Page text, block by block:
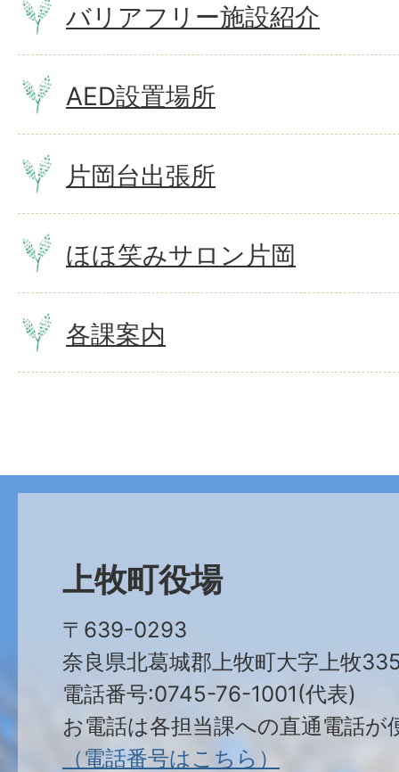
バリアフリー施設紹介
AED設置場所
片岡台出張所
ほほ笑みサロン片岡
各課案内
上牧町役場
〒639-0293
奈良県北葛城郡上牧町大字上牧
電話番号:0745-76-1001(代表)
お電話は各担当課への直通電話が
（電話番号はこちら）